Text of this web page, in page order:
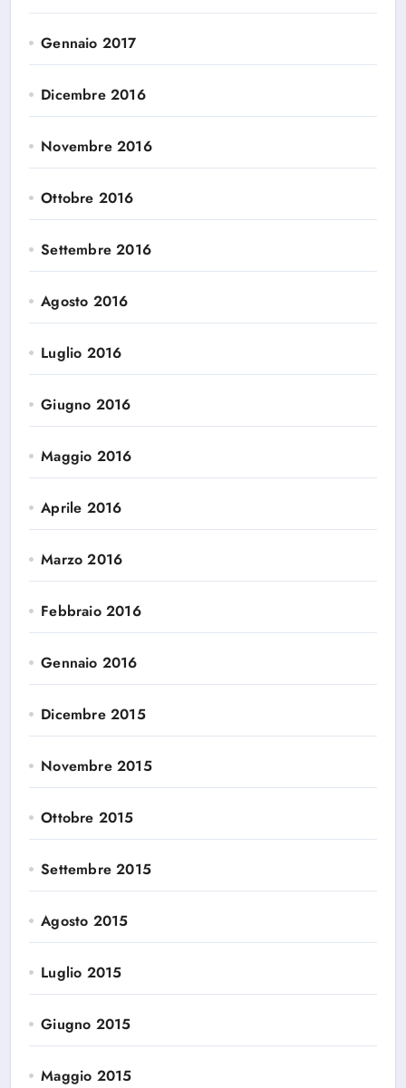
Gennaio 2017
Dicembre 2016
Novembre 2016
Ottobre 2016
Settembre 2016
Agosto 2016
Luglio 2016
Giugno 2016
Maggio 2016
Aprile 2016
Marzo 2016
Febbraio 2016
Gennaio 2016
Dicembre 2015
Novembre 2015
Ottobre 2015
Settembre 2015
Agosto 2015
Luglio 2015
Giugno 2015
Maggio 2015